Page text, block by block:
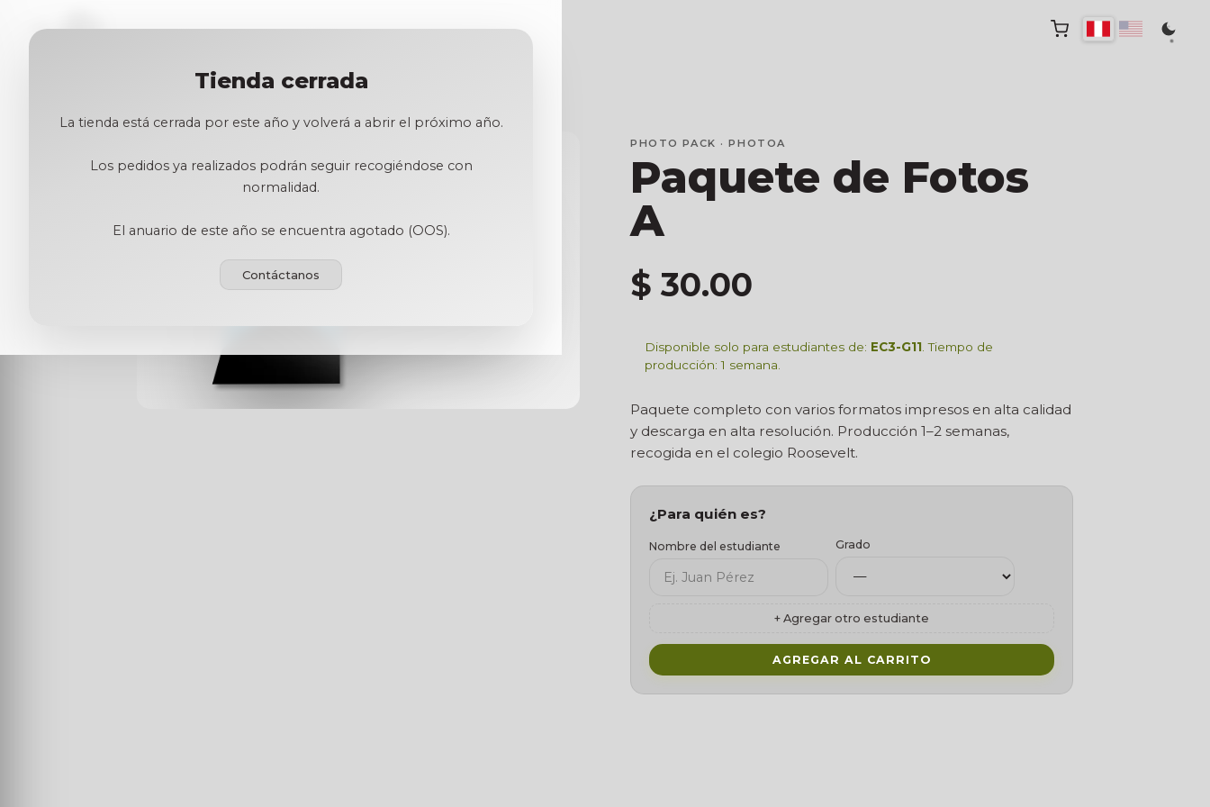
Tienda cerrada
La tienda está cerrada por este año y volverá a abrir el próximo año.
Los pedidos ya realizados podrán seguir recogiéndose con
normalidad.
El anuario de este año se encuentra agotado (OOS).
Contáctanos
PHOTO PACK · PHOTOA
Paquete de Fotos
A
$ 30.00
Disponible solo para estudiantes de: EC3-G11. Tiempo de
producción: 1 semana.
Paquete completo con varios formatos impresos en alta calidad
y descarga en alta resolución. Producción 1–2 semanas,
recogida en el colegio Roosevelt.
¿Para quién es?
Nombre del estudiante Grado
+ Agregar otro estudiante
AGREGAR AL CARRITO